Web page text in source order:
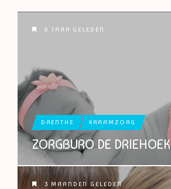
6 JAAR GELEDEN
DRENTHE KRAAMZORG
ZORGBURO DE DRIEHOEK
3 MAANDEN GELEDEN